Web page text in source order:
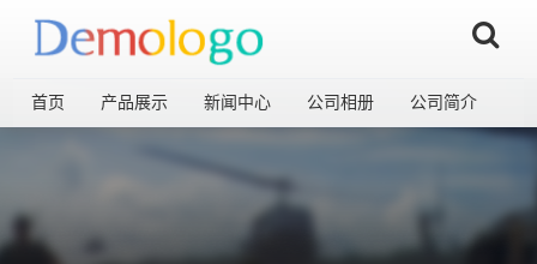
首页 产品展示 新闻中心 公司相册 公司简介